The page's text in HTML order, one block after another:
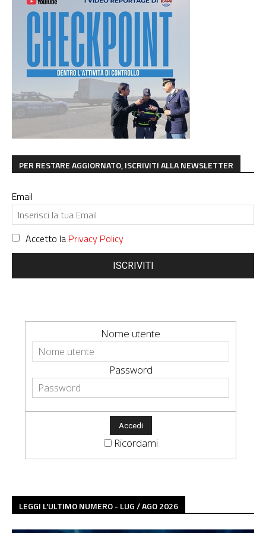
PER RESTARE AGGIORNATO, ISCRIVITI ALLA NEWSLETTER
Email
Accetto la Privacy Policy
ISCRIVITI
Nome utente
Password
Ricordami
LEGGI L'ULTIMO NUMERO - LUG / AGO 2026